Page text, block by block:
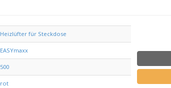
Heizlüfter für Steckdose
EASYmaxx
500
rot